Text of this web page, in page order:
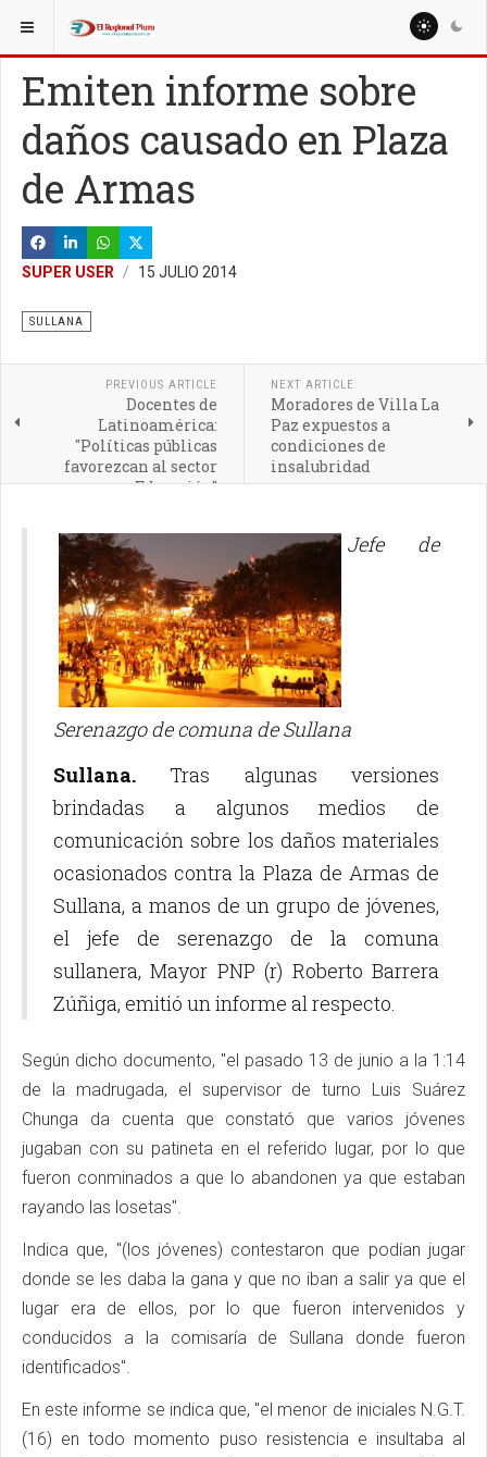
ESTÁ AQUÍ: LOCALES
Emiten informe sobre
daños causado en Plaza
de Armas
SUPER USER 15 JULIO 2014
SULLANA
PREVIOUS ARTICLE
Docentes de
Latinoamérica:
"Políticas públicas
favorezcan al sector
Educación"
NEXT ARTICLE
Moradores de Villa La
Paz expuestos a
condiciones de
insalubridad
Jefe de
Serenazgo de comuna de Sullana
Sullana. Tras algunas versiones
brindadas a algunos medios de
comunicación sobre los daños materiales
ocasionados contra la Plaza de Armas de
Sullana, a manos de un grupo de jóvenes,
el jefe de serenazgo de la comuna
sullanera, Mayor PNP (r) Roberto Barrera
Zúñiga, emitió un informe al respecto.
Según dicho documento, "el pasado 13 de junio a la 1:14
de la madrugada, el supervisor de turno Luis Suárez
Chunga da cuenta que constató que varios jóvenes
jugaban con su patineta en el referido lugar, por lo que
fueron conminados a que lo abandonen ya que estaban
rayando las losetas".
Indica que, "(los jóvenes) contestaron que podían jugar
donde se les daba la gana y que no iban a salir ya que el
lugar era de ellos, por lo que fueron intervenidos y
conducidos a la comisaría de Sullana donde fueron
identificados".
En este informe se indica que, "el menor de iniciales N.G.T.
(16) en todo momento puso resistencia e insultaba al